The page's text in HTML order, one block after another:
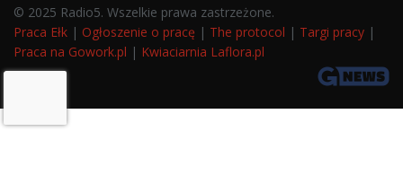
© 2025 Radio5. Wszelkie prawa zastrzeżone.
Praca Ełk | Ogłoszenie o pracę | The protocol | Targi pracy |
Praca na Gowork.pl | Kwiaciarnia Laflora.pl